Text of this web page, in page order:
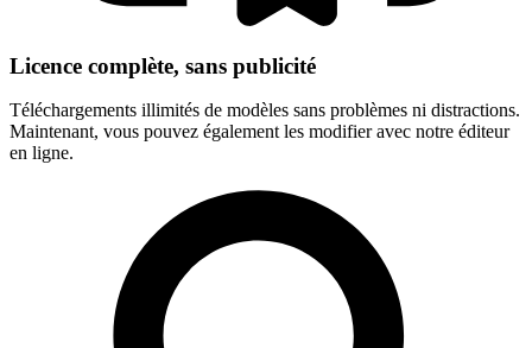
Licence complète, sans publicité
Téléchargements illimités de modèles sans problèmes ni distractions.
Maintenant, vous pouvez également les modifier avec notre éditeur
en ligne.